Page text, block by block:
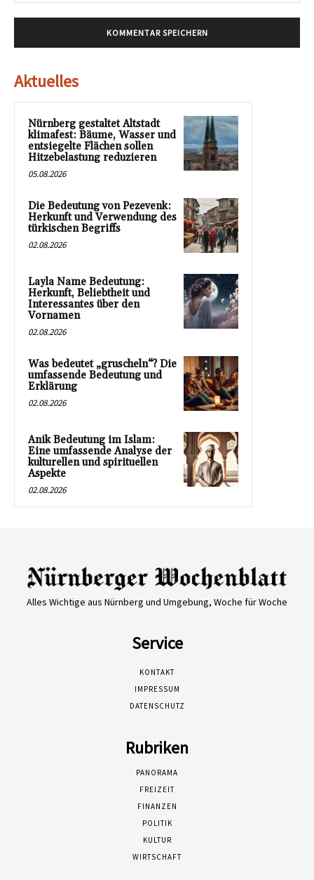
Aktuelles
Nürnberg gestaltet Altstadt
klimafest: Bäume, Wasser und
entsiegelte Flächen sollen
Hitzebelastung reduzieren
05.08.2026
Die Bedeutung von Pezevenk:
Herkunft und Verwendung des
türkischen Begriffs
02.08.2026
Layla Name Bedeutung:
Herkunft, Beliebtheit und
Interessantes über den
Vornamen
02.08.2026
Was bedeutet „gruscheln“? Die
umfassende Bedeutung und
Erklärung
02.08.2026
Anik Bedeutung im Islam:
Eine umfassende Analyse der
kulturellen und spirituellen
Aspekte
02.08.2026
Alles Wichtige aus Nürnberg und Umgebung, Woche für Woche
Service
KONTAKT
IMPRESSUM
DATENSCHUTZ
Rubriken
PANORAMA
FREIZEIT
FINANZEN
POLITIK
KULTUR
WIRTSCHAFT